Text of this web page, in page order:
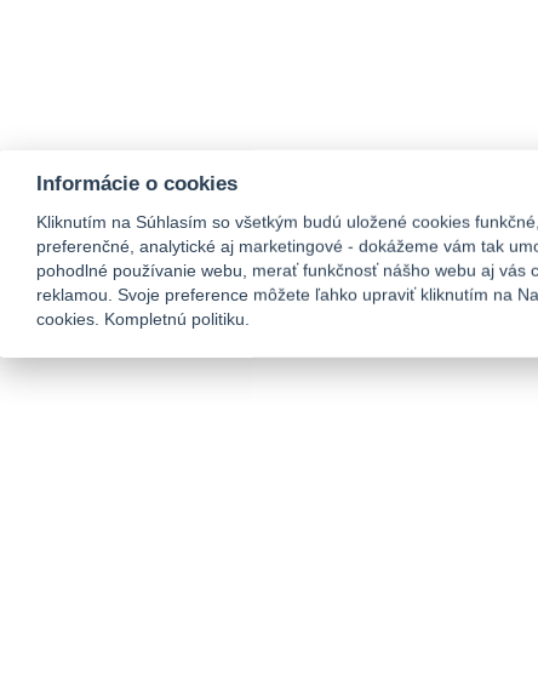
Informácie o cookies
Kliknutím na Súhlasím so všetkým budú uložené cookies funkčné,
preferenčné, analytické aj marketingové - dokážeme vám tak
pohodlné používanie webu, merať funkčnosť nášho webu aj vás
reklamou. Svoje preference môžete ľahko upraviť kliknutím na
cookies. Kompletnú politiku.